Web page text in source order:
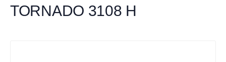
TORNADO 3108 H